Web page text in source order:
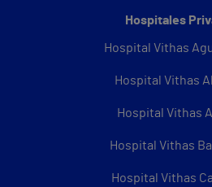
Hospitales
Hospital Vithas
Hospital Vithas
Hospital Vithas
Hospital Vithas
Hospital Vithas